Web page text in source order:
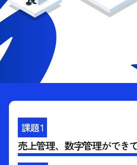
課題 1
売上管理、数字管理ができ